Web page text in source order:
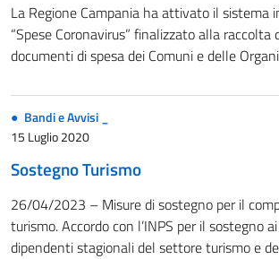
La Regione Campania ha attivato il sistema
“Spese Coronavirus” finalizzato alla raccolta
documenti di spesa dei Comuni e delle
Bandi e Avvisi _
15 Luglio 2020
Sostegno Turismo
26/04/2023 – Misure di sostegno per il
turismo. Accordo con l’INPS per il sostegno
dipendenti stagionali del settore turismo e